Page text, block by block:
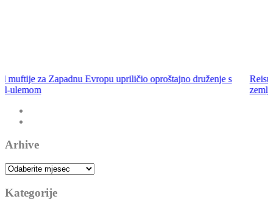
s
Reisul-ulema Husein-ef. Kavazović na Igmanu: Bosna nije
zemlja, već ideja za koju se živi
Arhive
Arhive
Kategorije